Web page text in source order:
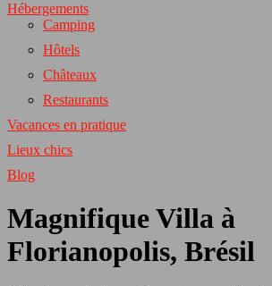
Hébergements
Camping
Hôtels
Châteaux
Restaurants
Vacances en pratique
Lieux chics
Blog
Magnifique Villa à
Florianopolis, Brésil